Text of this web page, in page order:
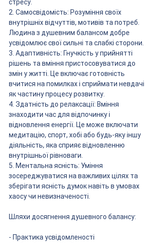
стресу.
2. Самосвідомість: Розуміння своїх
внутрішніх відчуттів, мотивів та потреб.
Людина з душевним балансом добре
усвідомлює свої сильні та слабкі сторони.
3. Адаптивність: Гнучкість у прийнятті
рішень та вміння пристосовуватися до
змін у житті. Це включає готовність
вчитися на помилках і сприймати невдачі
як частину процесу розвитку.
4. Здатність до релаксації: Вміння
знаходити час для відпочинку і
відновлення енергії. Це може включати
медитацію, спорт, хобі або будь-яку іншу
діяльність, яка сприяє відновленню
внутрішньої рівноваги.
5. Ментальна ясність: Уміння
зосереджуватися на важливих цілях та
зберігати ясність думок навіть в умовах
хаосу чи невизначеності.
Шляхи досягнення душевного балансу:
- Практика усвідомленості